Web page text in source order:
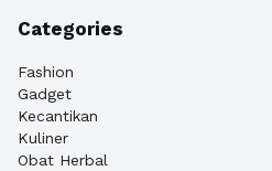
Categories
Fashion
Gadget
Kecantikan
Kuliner
Obat Herbal